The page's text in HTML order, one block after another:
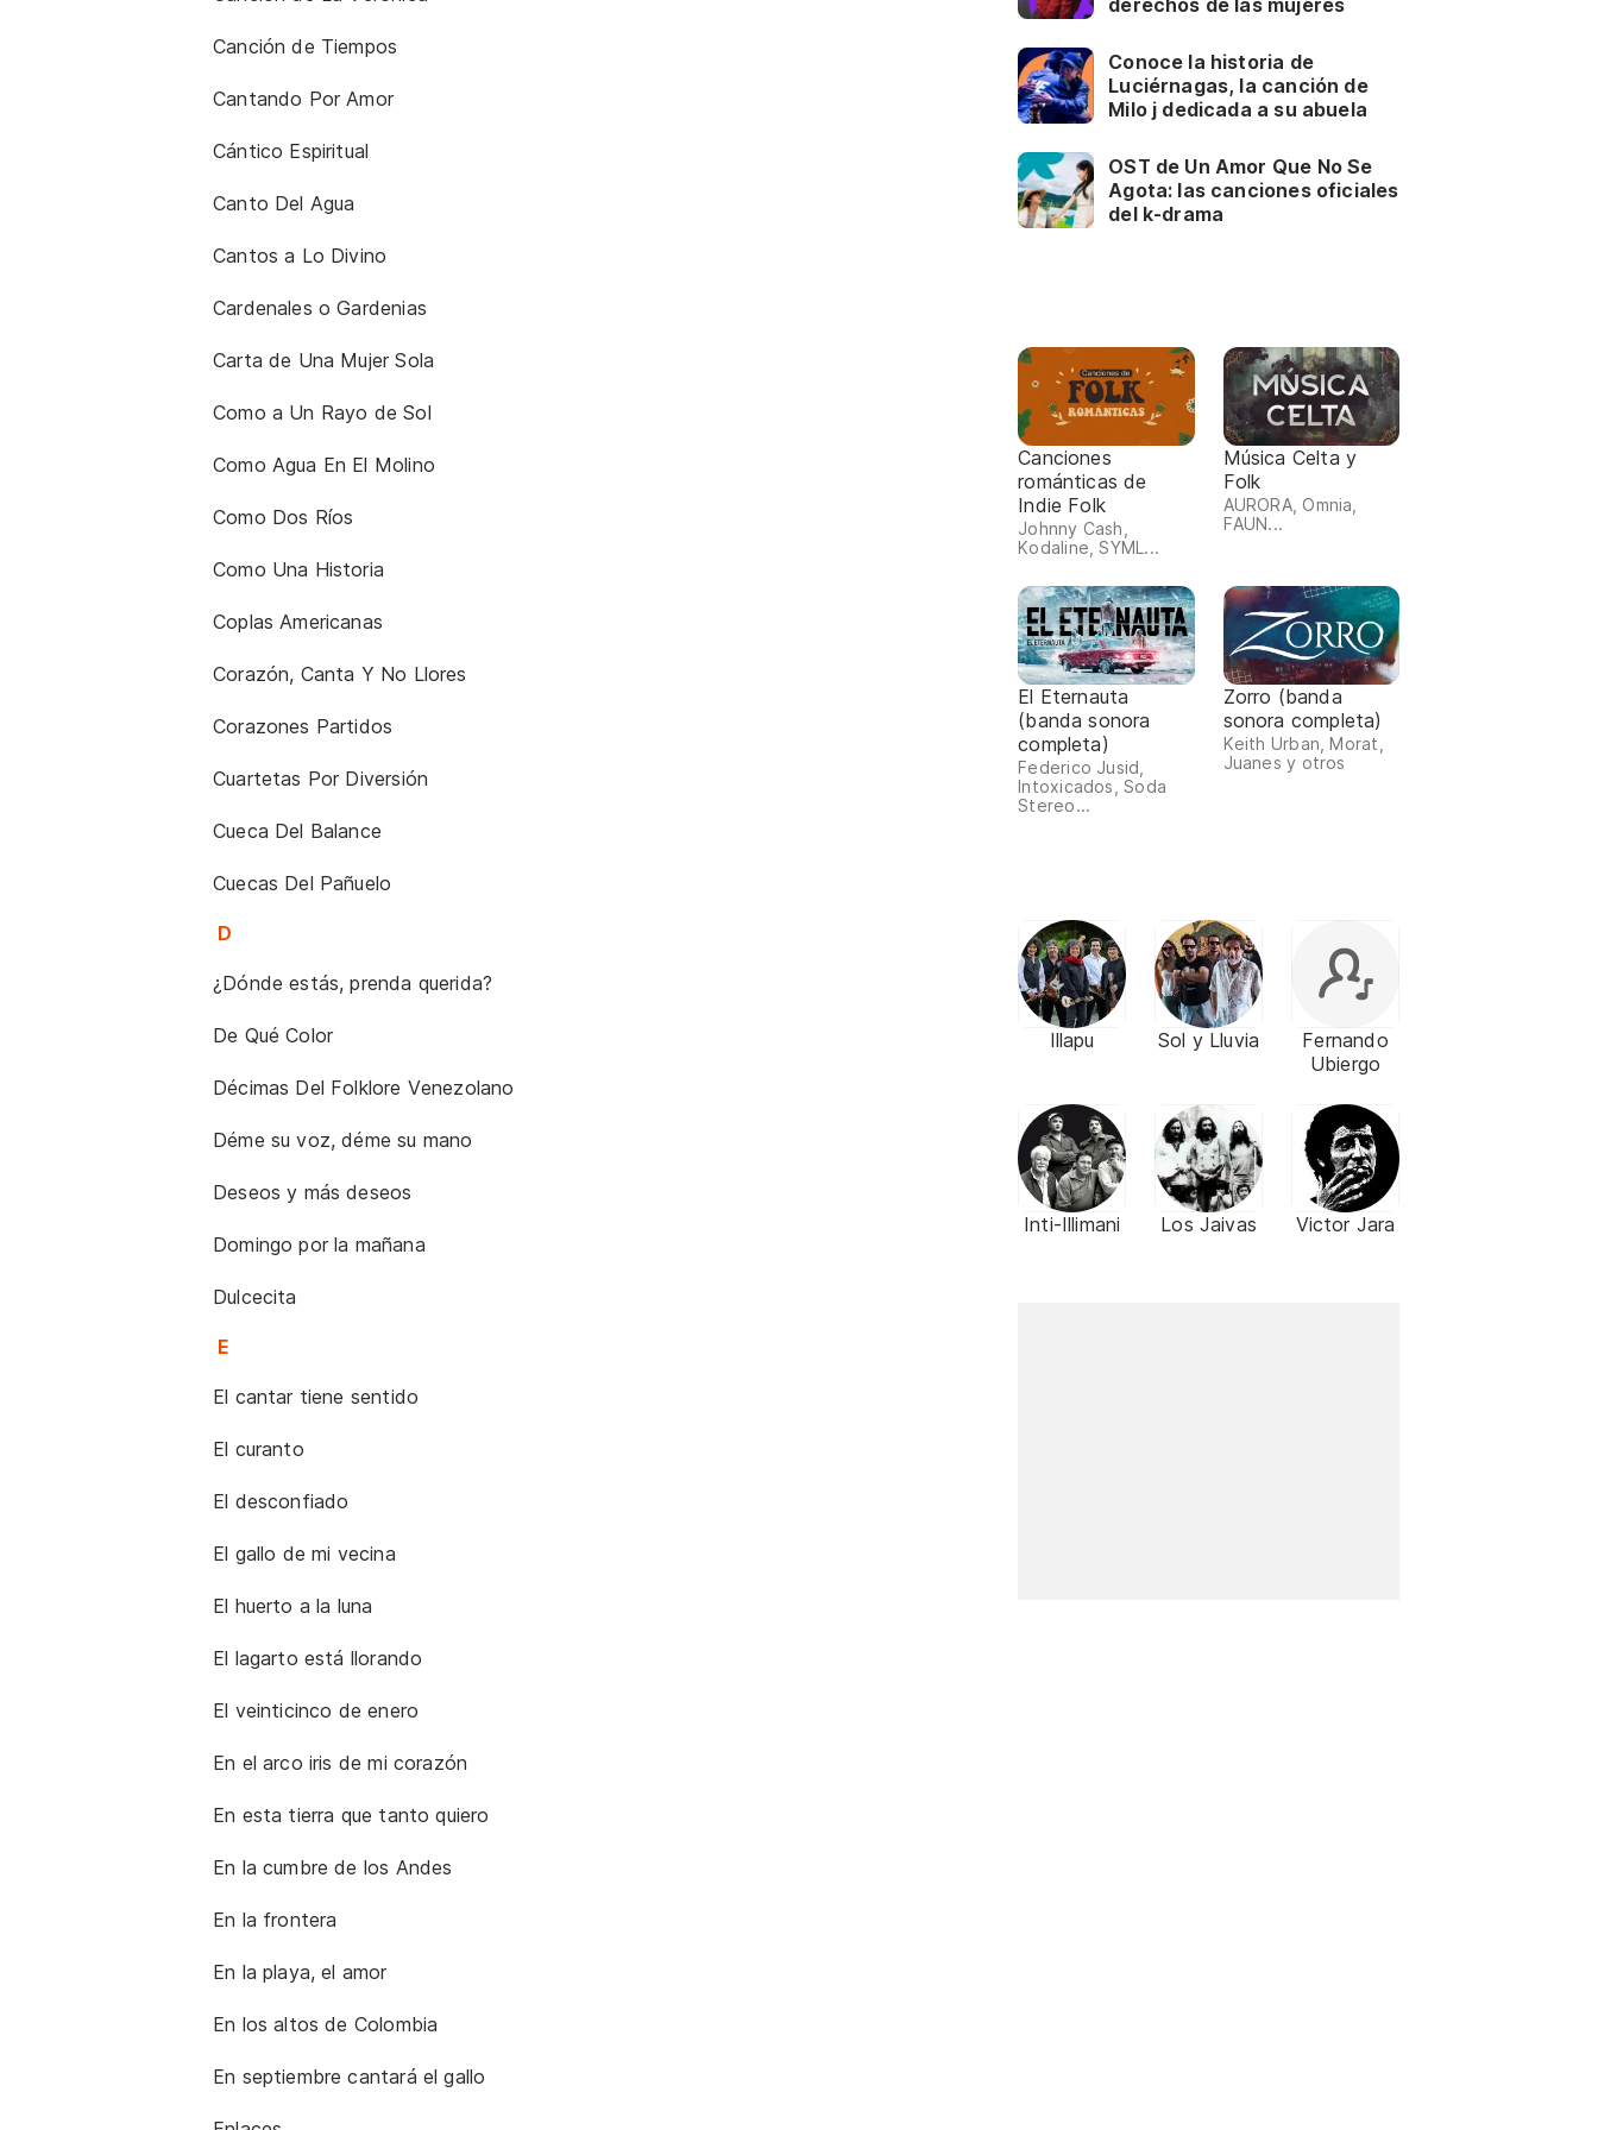
Canción de Tiempos
Cantando Por Amor
Cántico Espiritual
Canto Del Agua
Cantos a Lo Divino
Cardenales o Gardenias
Carta de Una Mujer Sola
Como a Un Rayo de Sol
Como Agua En El Molino
Como Dos Ríos
Como Una Historia
Coplas Americanas
Corazón, Canta Y No Llores
Corazones Partidos
Cuartetas Por Diversión
Cueca Del Balance
Cuecas Del Pañuelo
D
¿Dónde estás, prenda querida?
De Qué Color
Décimas Del Folklore Venezolano
Déme su voz, déme su mano
Deseos y más deseos
Domingo por la mañana
Dulcecita
E
El cantar tiene sentido
El curanto
El desconfiado
El gallo de mi vecina
El huerto a la luna
El lagarto está llorando
El veinticinco de enero
En el arco iris de mi corazón
En esta tierra que tanto quiero
En la cumbre de los Andes
En la frontera
En la playa, el amor
En los altos de Colombia
En septiembre cantará el gallo
Conoce la historia de
Luciérnagas, la canción de
Milo j dedicada a su abuela
OST de Un Amor Que No Se
Agota: las canciones oficiales
del k-drama
Canciones
románticas de
Indie Folk
Johnny Cash,
Kodaline, SYML...
Música Celta y
Folk
AURORA, Omnia,
FAUN...
El Eternauta
(banda sonora
completa)
Federico Jusid,
Intoxicados, Soda
Stereo...
Zorro (banda
sonora completa)
Keith Urban, Morat,
Juanes y otros
Illapu Sol y Lluvia
Fernando
Ubiergo
Inti-Illimani Los Jaivas Victor Jara